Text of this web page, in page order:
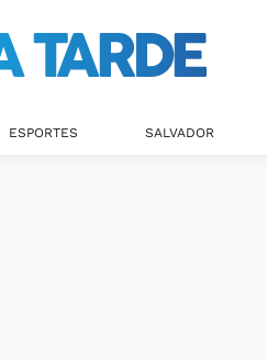
ESPORTES SALVADOR